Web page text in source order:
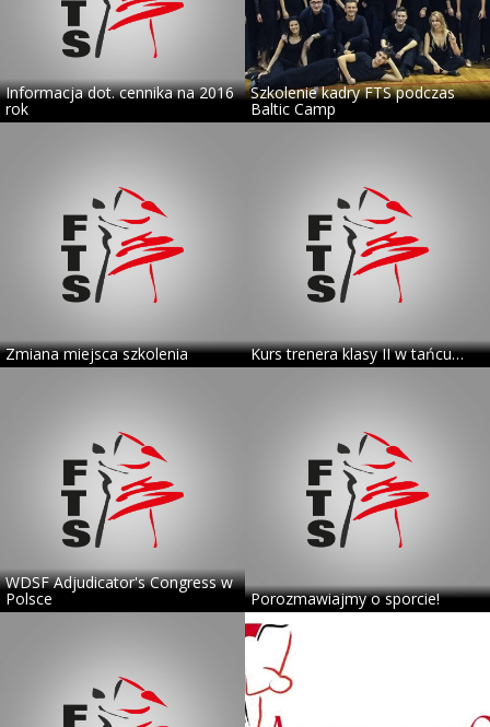
Informacja dot. cennika na 2016
rok
Szkolenie kadry FTS podczas
Baltic Camp
Zmiana miejsca szkolenia Kurs trenera klasy II w tańcu…
WDSF Adjudicator's Congress w
Polsce Porozmawiajmy o sporcie!